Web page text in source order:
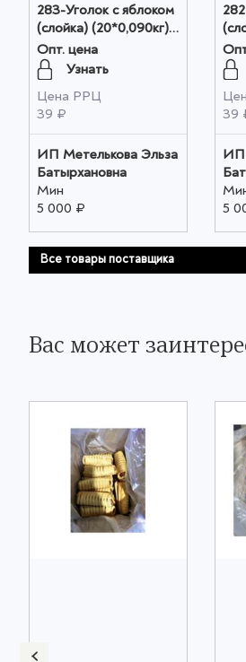
283-Уголок с яблоком
(слойка) (20*0,090кг)
оптом
Опт. цена
Узнать
Цена РРЦ
39 ₽
ИП Метелькова Эльза
Батырхановна
Мин
5 000 ₽
39
ИП
5
Все товары поставщика
Вас может